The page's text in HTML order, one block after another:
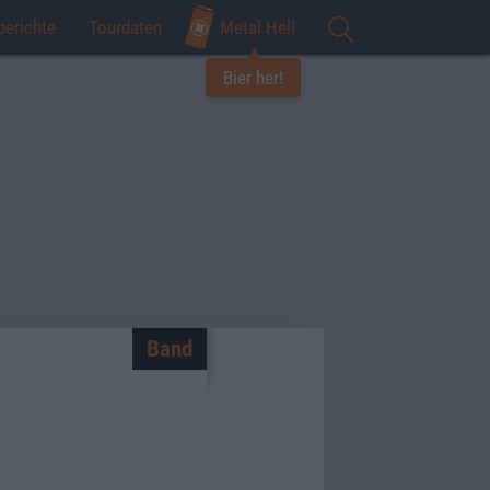
Tourdaten Metal Hell
Bier her!
Band